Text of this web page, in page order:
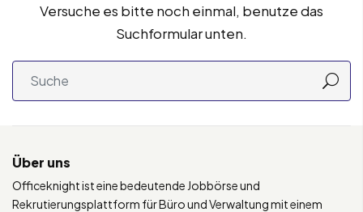
Versuche es bitte noch einmal, benutze das
Suchformular unten.
Über uns
Officeknight ist eine bedeutende Jobbörse und
Rekrutierungsplattform für Büro und Verwaltung mit einem